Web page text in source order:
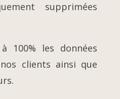
supprimées
100% les données
clients ainsi que